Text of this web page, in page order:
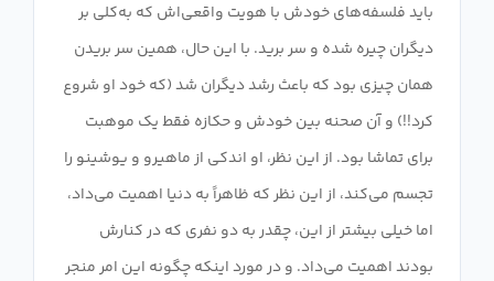
باید فلسفه‌های خودش با هویت واقعی‌اش که به‌کلی بر
دیگران چیره شده و سر برید. با این حال، همین سر بریدن
همان چیزی بود که باعث رشد دیگران شد (که خود او شروع
کرد!!) و آن صحنه بین خودش و حکازه فقط یک موهبت
برای تماشا بود. از این نظر، او اندکی از ماهیرو و یوشینو را
تجسم می‌کند، از این نظر که ظاهراً به دنیا اهمیت می‌داد،
اما خیلی بیشتر از این، چقدر به دو نفری که در کنارش
بودند اهمیت می‌داد. و در مورد اینکه چگونه این امر منجر